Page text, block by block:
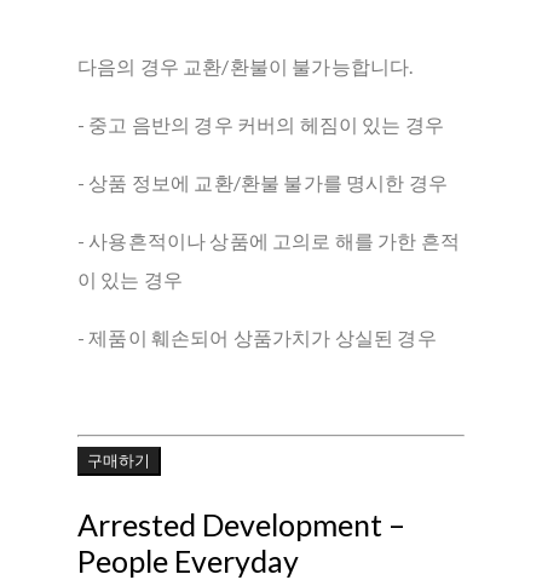
다음의 경우 교환/환불이 불가능합니다.
- 중고 음반의 경우 커버의 헤짐이 있는 경우
- 상품 정보에 교환/환불 불가를 명시한 경우
- 사용흔적이나 상품에 고의로 해를 가한 흔적
이 있는 경우
- 제품이 훼손되어 상품가치가 상실된 경우
구매하기
Arrested Development –
People Everyday